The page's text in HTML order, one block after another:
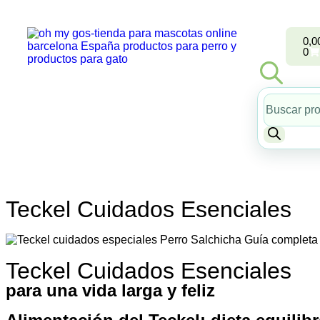
0
Teckel Cuidados Esenciales
Teckel Cuidados Esenciales
para una vida larga y feliz